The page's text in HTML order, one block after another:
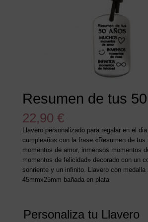
Resumen de tus
22,90 €
Llavero personalizado para regalar en el
cumpleaños con la frase «Resumen de tus
momentos de amor, inmensos momentos
momentos de felicidad» decorado con un
sonriente y un infinito. Llavero con medalla
45mmx25mm bañada en plata
Personaliza tu Llavero